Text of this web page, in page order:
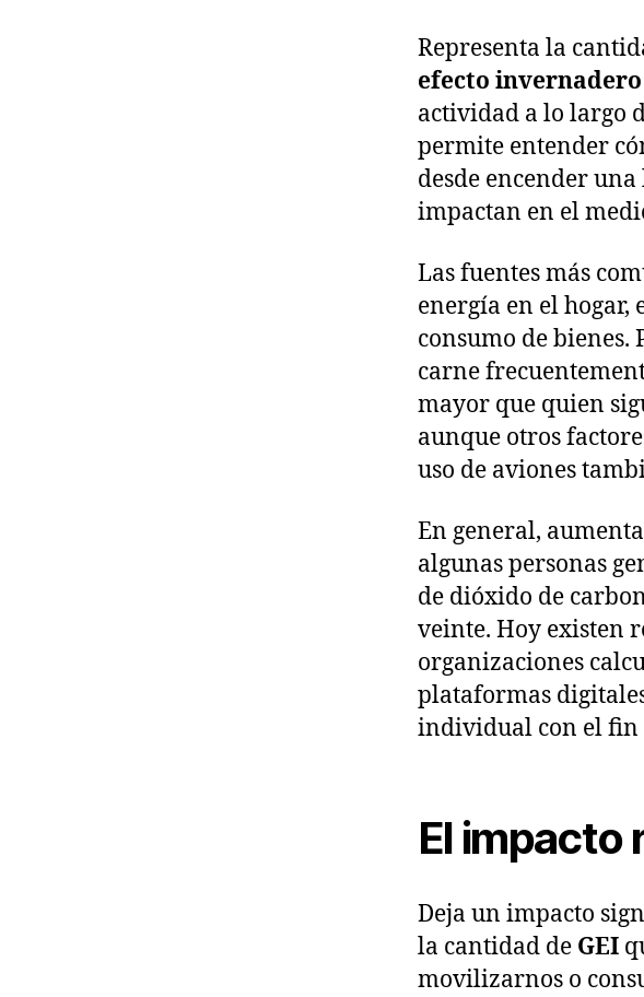
Representa la
efecto invernadero
actividad a lo largo
permite entender
desde encender
impactan en el
Las fuentes más
energía en el
consumo de bienes.
carne
mayor que quien
aunque otros
uso de aviones
En general,
algunas personas
de dióxido de
veinte. Hoy existen
organizaciones
plataformas
individual con el fin
El impacto
Deja un impacto
la cantidad de GEI
movilizarnos o